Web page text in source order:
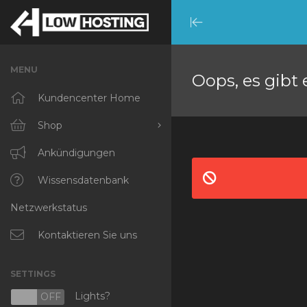
Minimize
Menu
MENU
Kundencenter Home
Shop
Alle anzeigen
RKVMPROTECTED
IKVMPROTECTED
XKVMPROTECTED
Protected Web Hosting
Ankündigungen
Wissensdatenbank
Netzwerkstatus
Kontaktieren Sie uns
SETTINGS
OFF Lights?
Oops, es gibt